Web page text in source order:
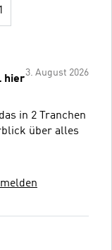
1
3. August 2026
hier
in 2 Tranchen
über alles